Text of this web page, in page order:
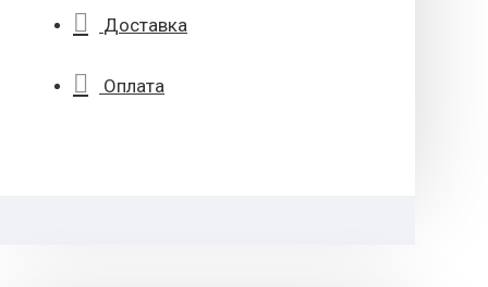
Доставка
Оплата